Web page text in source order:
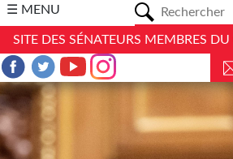
☰ MENU
SITE DES SÉNATEURS MEMBRES DU